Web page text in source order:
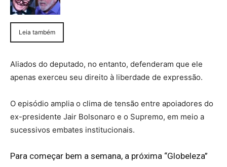
Leia também
Aliados do deputado, no entanto, defenderam que ele
apenas exerceu seu direito à liberdade de expressão.
O episódio amplia o clima de tensão entre apoiadores do
ex-presidente Jair Bolsonaro e o Supremo, em meio a
sucessivos embates institucionais.
Para começar bem a semana, a próxima “Globeleza”